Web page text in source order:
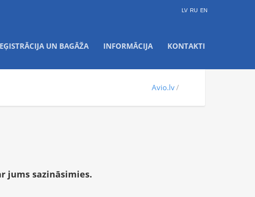
LV RU EN
UN BAGĀŽA INFORMĀCIJA KONTAKTI
Avio.lv
jums sazināsimies.